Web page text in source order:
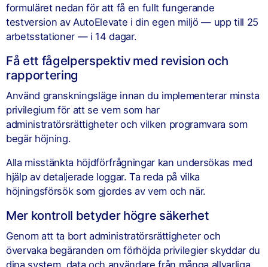
formuläret nedan för att få en fullt fungerande
testversion av AutoElevate i din egen miljö — upp till 25
arbetsstationer — i 14 dagar.
Få ett fågelperspektiv med revision och
rapportering
Använd granskningsläge innan du implementerar minsta
privilegium för att se vem som har
administratörsrättigheter och vilken programvara som
begär höjning.
Alla misstänkta höjdförfrågningar kan undersökas med
hjälp av detaljerade loggar. Ta reda på vilka
höjningsförsök som gjordes av vem och när.
Mer kontroll betyder högre säkerhet
Genom att ta bort administratörsrättigheter och
övervaka begäranden om förhöjda privilegier skyddar du